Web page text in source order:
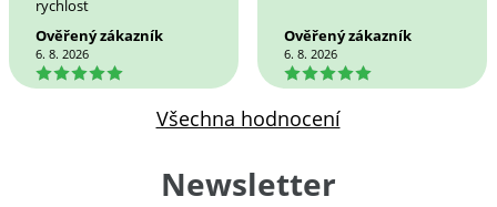
rychlost
Ověřený zákazník
6. 8. 2026
5
Ověřený zákazník
6. 8. 2026
5
Všechna hodnocení
Newsletter